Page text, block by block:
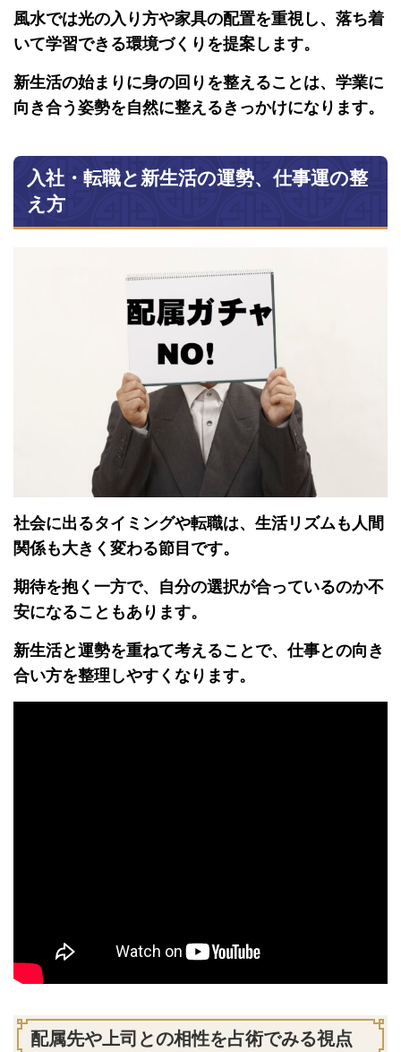
風水では光の入り方や家具の配置を重視し、落ち着
いて学習できる環境づくりを提案します。
新生活の始まりに身の回りを整えることは、学業に
向き合う姿勢を自然に整えるきっかけになります。
入社・転職と新生活の運勢、仕事運の整
え方
社会に出るタイミングや転職は、生活リズムも人間
関係も大きく変わる節目です。
期待を抱く一方で、自分の選択が合っているのか不
安になることもあります。
新生活と運勢を重ねて考えることで、仕事との向き
合い方を整理しやすくなります。
配属先や上司との相性を占術でみる視点